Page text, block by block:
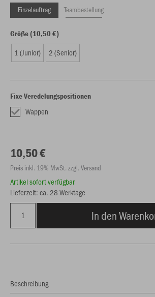
Einzelauftrag Teambestellung
Größe (10,50 €)
1 (Junior) 2 (Senior)
Fixe Veredelungspositionen
Wappen
10,50 €
Preis inkl. 19% MwSt. zzgl. Versand
Artikel sofort verfügbar
Lieferzeit: ca. 28 Werktage
In den
Beschreibung